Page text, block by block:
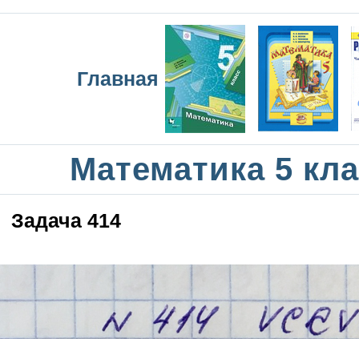
Главная
Математика 5
Задача 414